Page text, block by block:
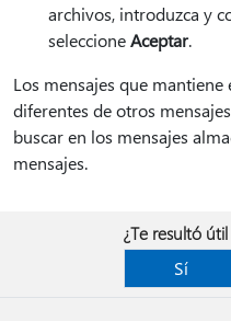
archivos, introduzca y
seleccioneAceptar.
Los mensajes que
diferentes de otros
buscar en los mensajes
mensajes.
¿Te resultó
Sí